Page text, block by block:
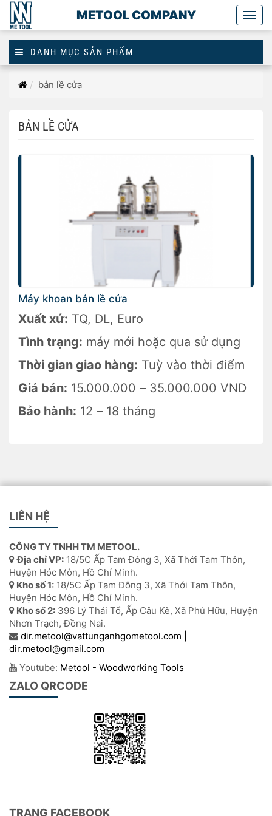
METOOL COMPANY
DANH MỤC SẢN PHẨM
Trangbản lề cửa
BẢN LỀ CỬA
Máy khoan bản lề cửa
Xuất xứ: TQ, DL, Euro
Tình trạng: máy mới hoặc qua sử dụng
Thời gian giao hàng: Tuỳ vào thời điểm
Giá bán: 15.000.000 – 35.000.000 VND
Bảo hành: 12 – 18 tháng
LIÊN HỆ
CÔNG TY TNHH TM METOOL.
Địa chỉ VP: 18/5C Ấp Tam Đông 3, Xã Thới Tam Thôn,
Huyện Hóc Môn, Hồ Chí Minh.
Kho số 1: 18/5C Ấp Tam Đông 3, Xã Thới Tam Thôn,
Huyện Hóc Môn, Hồ Chí Minh.
Kho số 2: 396 Lý Thái Tổ, Ấp Câu Kê, Xã Phú Hữu, Huyện
Nhơn Trạch, Đồng Nai.
dir.metool@vattunganhgometool.com |
dir.metool@gmail.com
Youtube: Metool - Woodworking Tools
ZALO QRCODE
TRANG FACEBOOK